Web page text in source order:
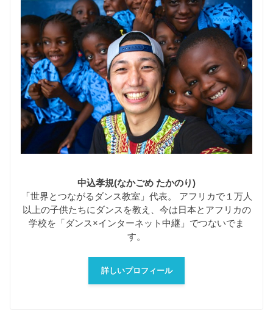
中込孝規(なかごめ たかのり)
「世界とつながるダンス教室」代表。 アフリカで１万人
以上の子供たちにダンスを教え、今は日本とアフリカの
学校を「ダンス×インターネット中継」でつないでま
す。
詳しいプロフィール